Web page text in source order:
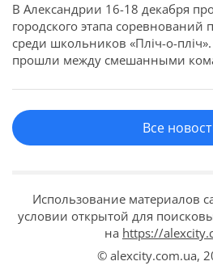
В Александрии 16-18 декабря
городского этапа соревнований
среди школьников «Пліч-о-
прошли между смешанными
сообщает Александрийский
результатам игр смешанные
команд девушек завоевали:
медали и дипломы. Победители
Все
Использование материалов
условии открытой для
на https://
© alexcity.com.ua,